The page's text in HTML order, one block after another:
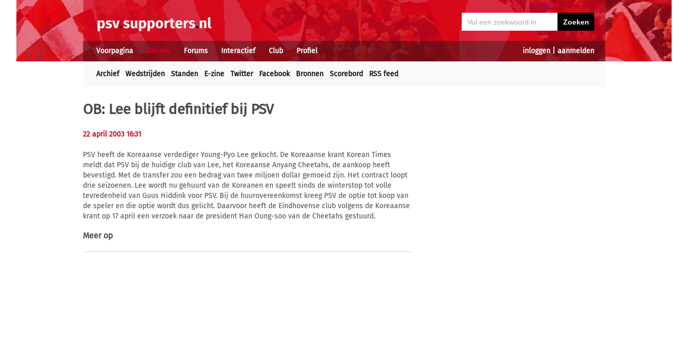
inloggen| aanmelden
Voorpagina Nieuws Forums Interactief Club Profiel
Archief Wedstrijden Standen E-zine Twitter Facebook Bronnen Scorebord RSS feed
OB: Lee blijft definitief bij PSV
22 april 2003 16:31
PSV heeft de Koreaanse verdediger Young-Pyo Lee gekocht. De Koreaanse krant Korean Times
meldt dat PSV bij de huidige club van Lee, het Koreaanse Anyang Cheetahs, de aankoop heeft
bevestigd. Met de transfer zou een bedrag van twee miljoen dollar gemoeid zijn. Het contract loopt
drie seizoenen. Lee wordt nu gehuurd van de Koreanen en speelt sinds de winterstop tot volle
tevredenheid van Guus Hiddink voor PSV. Bij de huurovereenkomst kreeg PSV de optie tot koop van
de speler en die optie wordt dus gelicht. Daarvoor heeft de Eindhovense club volgens de Koreaanse
krant op 17 april een verzoek naar de president Han Oung-soo van de Cheetahs gestuurd.
Meer op